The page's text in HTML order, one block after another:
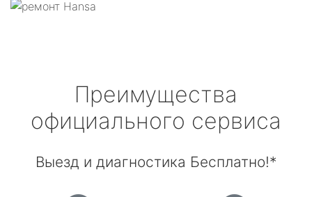
Преимущества
официального сервиса
Выезд и диагностика Бесплатно!*